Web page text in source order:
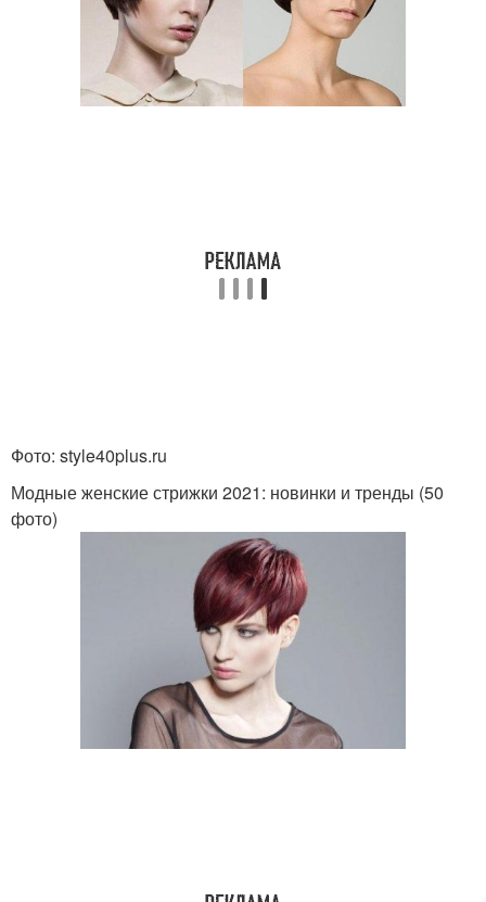
Фото: style40plus.ru
Модные женские стрижки 2021: новинки и тренды (50
фото)